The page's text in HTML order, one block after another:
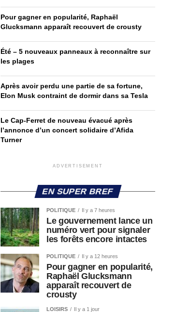
Pour gagner en popularité, Raphaël
Glucksmann apparaît recouvert de crousty
Été – 5 nouveaux panneaux à reconnaître sur
les plages
Après avoir perdu une partie de sa fortune,
Elon Musk contraint de dormir dans sa Tesla
Le Cap-Ferret de nouveau évacué après
l’annonce d’un concert solidaire d’Afida
Turner
ADVERTISEMENT
EN SUPER BREF
POLITIQUE Il y a 7 heures
Le gouvernement lance un
numéro vert pour signaler
les forêts encore intactes
POLITIQUE Il y a 12 heures
Pour gagner en popularité,
Raphaël Glucksmann
apparaît recouvert de
crousty
LOISIRS Il y a 1 jour